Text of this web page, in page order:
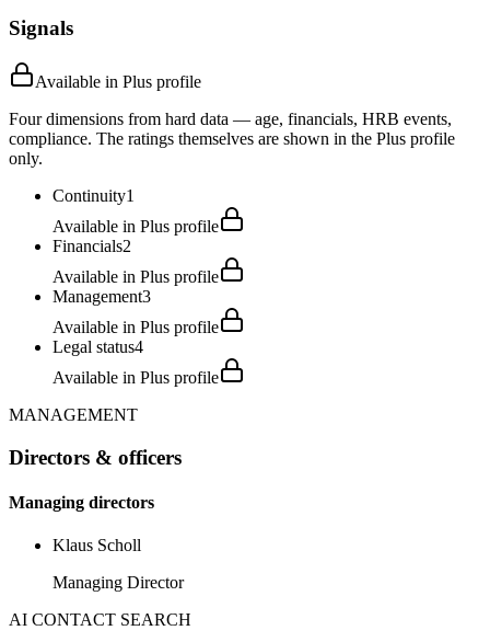
Signals
Available in Plus profile
Four dimensions from hard data — age, financials, HRB events,
compliance. The ratings themselves are shown in the Plus profile
only.
Continuity1
Available in Plus profile
Financials2
Available in Plus profile
Management3
Available in Plus profile
Legal status4
Available in Plus profile
MANAGEMENT
Directors & officers
Managing directors
Klaus Scholl
Managing Director
AI CONTACT SEARCH